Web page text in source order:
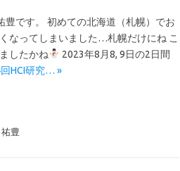
豊です。 初めての北海道（札幌）でお
なってしまいました…札幌だけにね こ
したかね
2023年8月8, 9日の2日間
HCI研究… »
豊